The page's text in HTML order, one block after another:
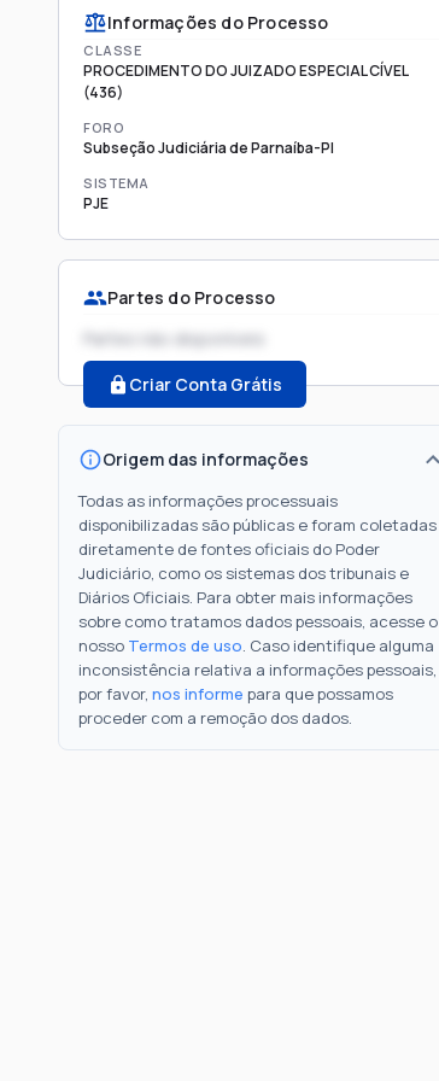
Informações do Processo
CLASSE
PROCEDIMENTO DO JUIZADO ESPECIAL CÍVEL
(436)
FORO
Subseção Judiciária de Parnaíba-PI
SISTEMA
PJE
Partes do Processo
Partes não disponíveis
Criar Conta Grátis
Origem das informações
Todas as informações processuais
disponibilizadas são públicas e foram coletadas
diretamente de fontes oficiais do Poder
Judiciário, como os sistemas dos tribunais e
Diários Oficiais. Para obter mais informações
sobre como tratamos dados pessoais, acesse o
nosso Termos de uso. Caso identifique alguma
inconsistência relativa a informações pessoais,
por favor, nos informe para que possamos
proceder com a remoção dos dados.